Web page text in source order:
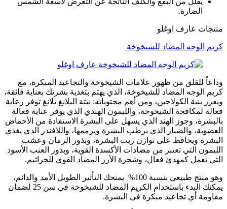
الضارة.
منتجات عارف اوغلو
كريم الوجه المضاد للشيخوخة
وداعاً للقلق من ظهور علامات الشيخوخة والتجاعيد المبكرة، مع
كريم الوجه المضاد للشيخوخة، الذي يهتم بتغذية بشرتك بعناية فائقة،
ويعزز بنية الكولاجين، ومن أهم محتوياته: نبتة اليلانغ يلانغ توفر رعاية
فعالة لمكافحة الشيخوخة، والليمون الهندي الذي يوفر عناية فعالة
بالبشرة، وجوز الهند الذي يسهل على البشرة الاستفادة من الأحماض
العضوية، والصبار الذي يرطب البشرة ويرممها، واللافندر الذي يغذي
البشرة ويحافظ على توازن زيت البشرة، وبذور الرمان وعشب
الليمون التي تعتبر من مضادات الأكسدة القوية، وبذور العنب الأسود
التي تعمل كمهدئ فعال، وشجرة الأرز المضاد القوي للجراثيم.
وهو منتج طبيعي بنسبة 100% يمنحك التأثير الطويل الأمد والدائم،
يمكنك البدء باستخدام الكريم المضاد للشيخوخة في سن 25 لضمان
مقاومة أي تجاعيد مبكرة في البشرة.